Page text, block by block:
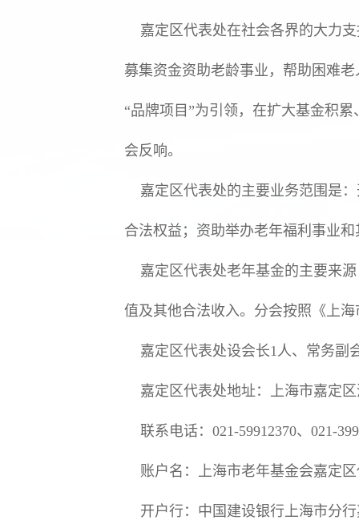
嘉定区代表处在社会各界的大力支
募集资金资助老龄事业，帮助困难
“品牌项目”为引领，在扩大基金积
会反响。
嘉定区代表处的主要业务范围是
合法权益；资助举办老年福利事业
嘉定区代表处老年基金的主要来
值及其他合法收入。分会按照《上
嘉定区代表处设会长1人、常务副
嘉定区代表处地址：上海市嘉定区
联系电话：021-59912370、021-
账户名：上海市老年基金会嘉定区
开户行：中国建设银行上海市分行